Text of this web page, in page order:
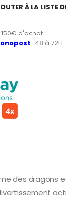
À LA LISTE
d'achat
: 48 à 72H
des dragons